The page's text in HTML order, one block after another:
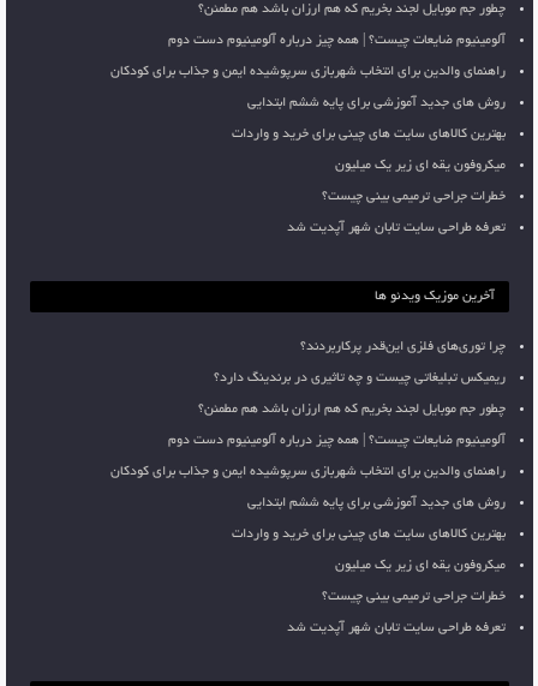
چطور جم موبایل لجند بخریم که هم ارزان باشد هم مطمئن؟
آلومینیوم ضایعات چیست؟ | همه چیز درباره آلومینیوم دست دوم
راهنمای والدین برای انتخاب شهربازی سرپوشیده ایمن و جذاب برای کودکان
روش های جدید آموزشی برای پایه ششم ابتدایی
بهترین کالاهای سایت های چینی برای خرید و واردات
میکروفون یقه ای زیر یک میلیون
خطرات جراحی ترمیمی بینی چیست؟
تعرفه طراحی سایت تابان شهر آپدیت شد
آخرین موزیک ویدئو ها
چرا توری‌های فلزی این‌قدر پرکاربردند؟
ریمیکس تبلیغاتی چیست و چه تاثیری در برندینگ دارد؟
چطور جم موبایل لجند بخریم که هم ارزان باشد هم مطمئن؟
آلومینیوم ضایعات چیست؟ | همه چیز درباره آلومینیوم دست دوم
راهنمای والدین برای انتخاب شهربازی سرپوشیده ایمن و جذاب برای کودکان
روش های جدید آموزشی برای پایه ششم ابتدایی
بهترین کالاهای سایت های چینی برای خرید و واردات
میکروفون یقه ای زیر یک میلیون
خطرات جراحی ترمیمی بینی چیست؟
تعرفه طراحی سایت تابان شهر آپدیت شد